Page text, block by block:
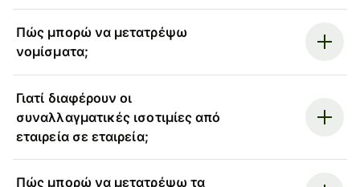
Πώς μπορώ να μετατρέψω
νομίσματα;
Γιατί διαφέρουν οι
συναλλαγματικές ισοτιμίες από
εταιρεία σε εταιρεία;
Πώς μπορώ να μετατρέψω τα